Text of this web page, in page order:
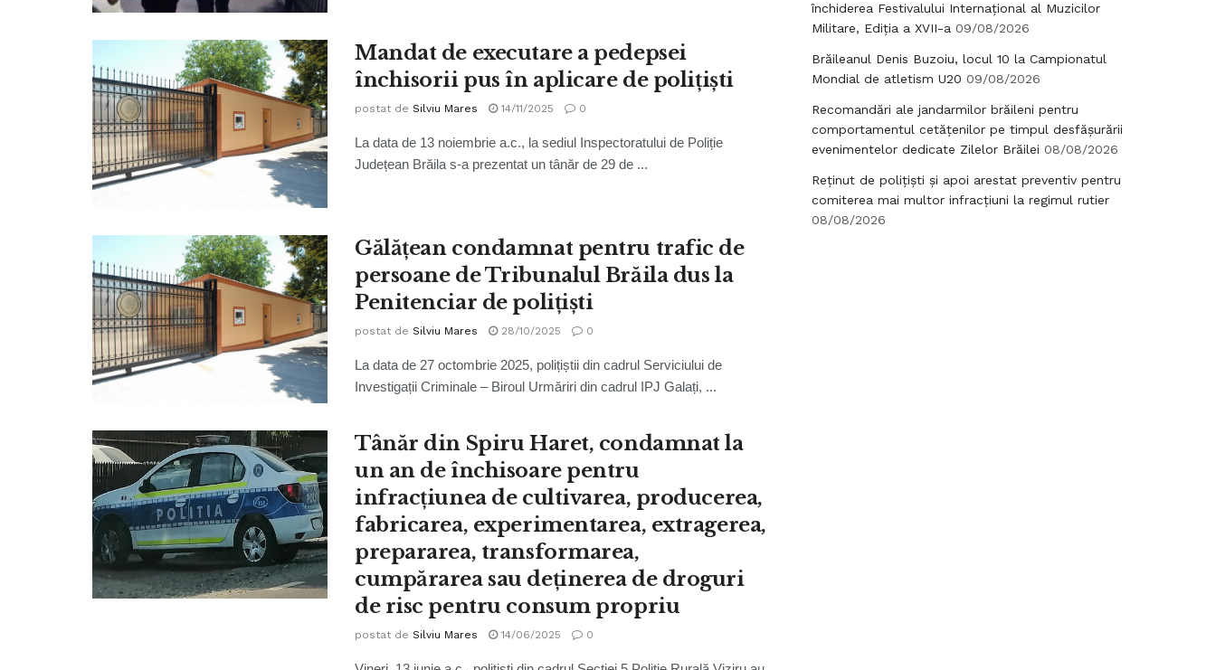
Mandat de executare a pedepsei
închisorii pus în aplicare de polițiști
postat de Silviu Mares 14/11/2025 0
La data de 13 noiembrie a.c., la sediul Inspectoratului de Poliție
Județean Brăila s-a prezentat un tânăr de 29 de ...
Gălățean condamnat pentru trafic de
persoane de Tribunalul Brăila dus la
Penitenciar de polițiști
postat de Silviu Mares 28/10/2025 0
La data de 27 octombrie 2025, polițiștii din cadrul Serviciului de
Investigații Criminale – Biroul Urmăriri din cadrul IPJ Galați, ...
Tânăr din Spiru Haret, condamnat la
un an de închisoare pentru
infracțiunea de cultivarea, producerea,
fabricarea, experimentarea, extragerea,
prepararea, transformarea,
cumpărarea sau deținerea de droguri
de risc pentru consum propriu
postat de Silviu Mares 14/06/2025 0
închiderea Festivalului Internațional al Muzicilor
Militare, Ediția a XVII-a 09/08/2026
Brăileanul Denis Buzoiu, locul 10 la Campionatul
Mondial de atletism U20 09/08/2026
Recomandări ale jandarmilor brăileni pentru
comportamentul cetățenilor pe timpul desfășurării
evenimentelor dedicate Zilelor Brăilei 08/08/2026
Reținut de polițiști și apoi arestat preventiv pentru
comiterea mai multor infracțiuni la regimul rutier
08/08/2026